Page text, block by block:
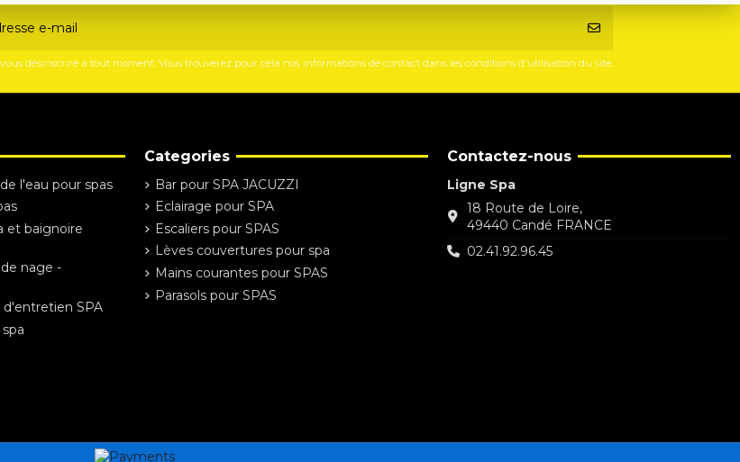
désinscrire à tout moment. Vous trouverez pour cela nos informations de contact dans les conditions d'utilisation du site.
l'eau pour spas
et baignoire
nage -
SPA
Categories
Bar pour SPA JACUZZI
Eclairage pour SPA
Escaliers pour SPAS
Lèves couvertures pour spa
Mains courantes pour SPAS
Parasols pour SPAS
Contactez-nous
Ligne Spa
18 Route de Loire,
49440 Candé FRANCE
02.41.92.96.45